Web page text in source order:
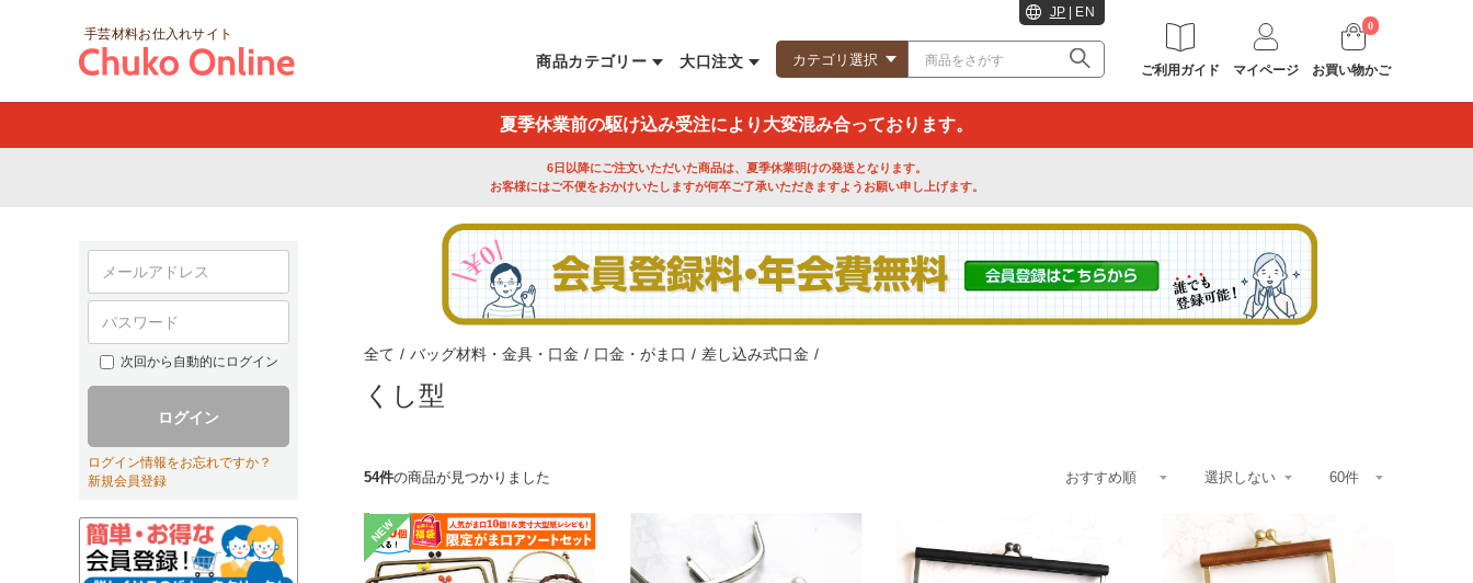
手芸材料お仕入れサイト
商品カテゴリー 大口注文
JP EN
ご利用ガイド マイページ
0
お買い物かご
夏季休業前の駆け込み受注により大変混み合っております。
6日以降にご注文いただいた商品は、夏季休業明けの発送となります。
お客様にはご不便をおかけいたしますが何卒ご了承いただきますようお願い申し上げます。
次回から自動的にログイン
ログイン
ログイン情報をお忘れですか？
新規会員登録
全て / バッグ材料・金具・口金 / 口金・がま口 / 差し込み式口金 /
くし型
54件の商品が見つかりました
NEW